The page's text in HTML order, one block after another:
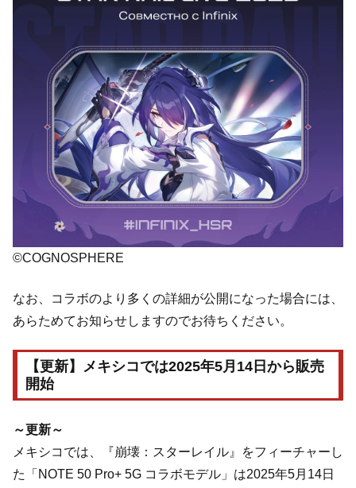
©COGNOSPHERE
なお、コラボのより多くの詳細が公開になった場合には、
あらためてお知らせしますのでお待ちください。
【更新】メキシコでは2025年5月14日から販売
開始
～更新～
メキシコでは、『崩壊：スターレイル』をフィーチャーし
た「NOTE 50 Pro+ 5G コラボモデル」は2025年5月14日